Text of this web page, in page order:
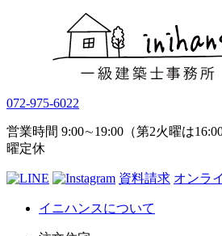
072-975-6022
営業時間 9:00∼19:00（第2火曜は
曜定休
資料請求 オンラ
イニハンスについて